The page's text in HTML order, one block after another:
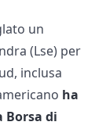
un
(Lse) per
inclusa
ha
Borsa di